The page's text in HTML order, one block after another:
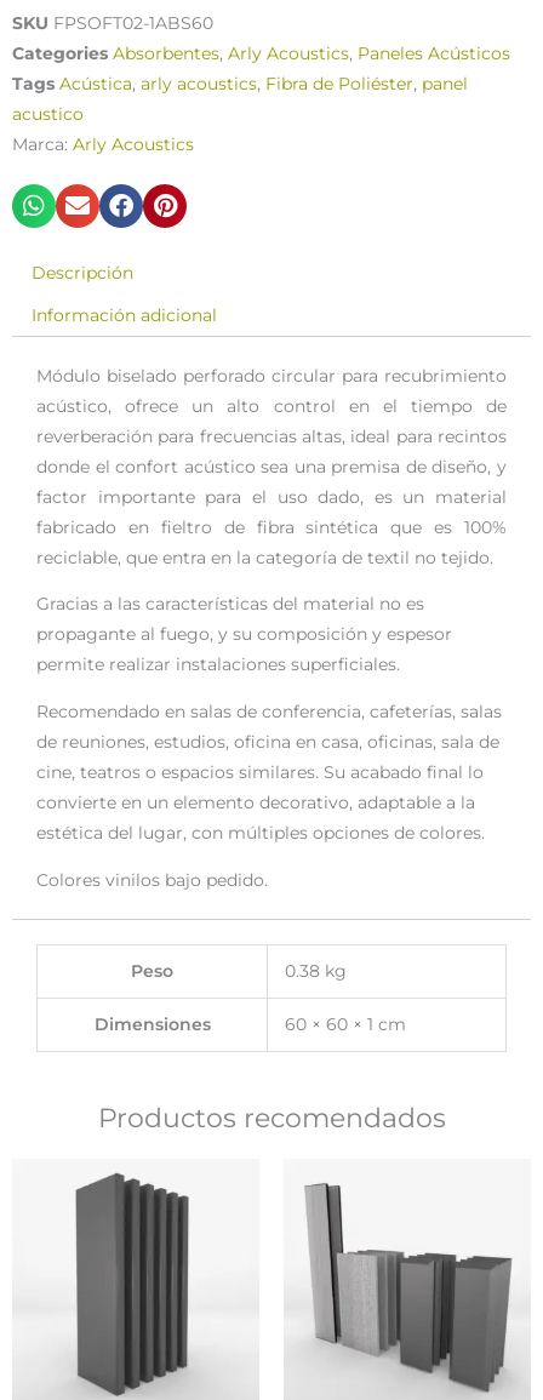
SKU FPSOFT02-1ABS60
Categories Absorbentes, Arly Acoustics, Paneles Acústicos
Tags Acústica, arly acoustics, Fibra de Poliéster, panel
acustico
Marca: Arly Acoustics
Descripción
Información adicional
Módulo biselado perforado circular para recubrimiento
acústico, ofrece un alto control en el tiempo de
reverberación para frecuencias altas, ideal para recintos
donde el confort acústico sea una premisa de diseño, y
factor importante para el uso dado, es un material
fabricado en fieltro de fibra sintética que es 100%
reciclable, que entra en la categoría de textil no tejido.
Gracias a las características del material no es
propagante al fuego, y su composición y espesor
permite realizar instalaciones superficiales.
Recomendado en salas de conferencia, cafeterías, salas
de reuniones, estudios, oficina en casa, oficinas, sala de
cine, teatros o espacios similares. Su acabado final lo
convierte en un elemento decorativo, adaptable a la
estética del lugar, con múltiples opciones de colores.
Colores vinilos bajo pedido.
Peso 0.38 kg
Dimensiones 60 × 60 × 1 cm
Productos recomendados